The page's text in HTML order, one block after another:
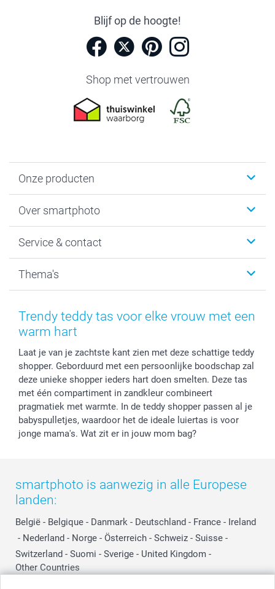
Blijf op de hoogte!
Shop met vertrouwen
Onze producten
Fotoboeken
Fotocadeaus
Kaarten
Over smartphoto
Vacatures
Bestelproces
Herroepingsrecht
Privacy
Reviews
Prijslijst
Investor Relations
Service & contact
Tevredenheidsgarantie
Mijn orderstatus
smartbonus
service@smartphoto.nl
Affiliate partnerprogramma
Partnerships
Influencer partnerprogramma
Thema's
Baby
Moederdag
Huwelijk
Trendy teddy tas voor elke vrouw met een
warm hart
Laat je van je zachtste kant zien met deze schattige teddy
shopper. Geborduurd met een persoonlijke boodschap zal
deze unieke shopper ieders hart doen smelten. Deze tas
met één compartiment in zandkleur combineert
pragmatiek met warmte. In de teddy shopper passen al je
babyspulletjes, waardoor het de ideale luiertas is voor
jonge mama's. Wat zit er in jouw mom bag?
smartphoto is aanwezig in alle Europese
landen:
België - Belgique - Danmark - Deutschland - France - Ireland
- Nederland - Norge - Österreich - Schweiz - Suisse -
Switzerland - Suomi - Sverige - United Kingdom -
Other Countries